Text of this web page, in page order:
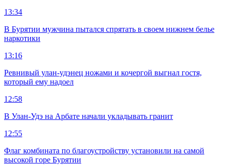
13:34
В Бурятии мужчина пытался спрятать в своем нижнем белье
наркотики
13:16
Ревнивый улан-удэнец ножами и кочергой выгнал гостя,
который ему надоел
12:58
В Улан-Удэ на Арбате начали укладывать гранит
12:55
Флаг комбината по благоустройству установили на самой
высокой горе Бурятии